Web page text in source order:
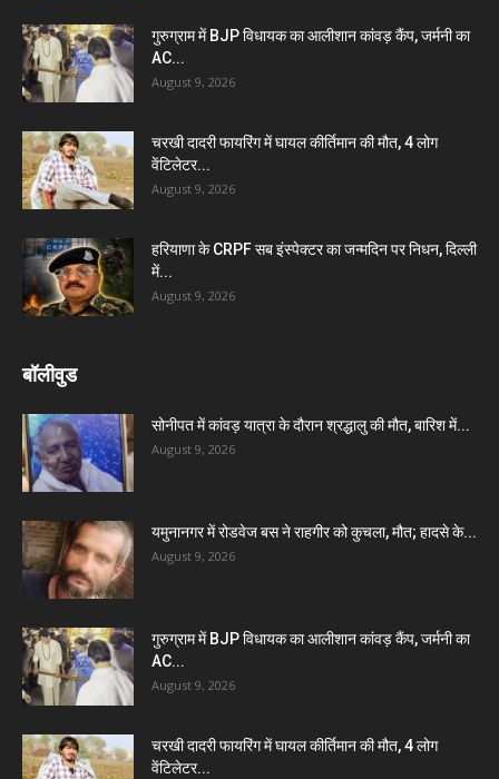
गुरुग्राम में BJP विधायक का आलीशान कांवड़ कैंप, जर्मनी का
AC...
August 9, 2026
चरखी दादरी फायरिंग में घायल कीर्तिमान की मौत, 4 लोग
वेंटिलेटर...
August 9, 2026
हरियाणा के CRPF सब इंस्पेक्टर का जन्मदिन पर निधन, दिल्ली
में...
August 9, 2026
बॉलीवुड
सोनीपत में कांवड़ यात्रा के दौरान श्रद्धालु की मौत, बारिश में...
August 9, 2026
यमुनानगर में रोडवेज बस ने राहगीर को कुचला, मौत; हादसे के...
August 9, 2026
गुरुग्राम में BJP विधायक का आलीशान कांवड़ कैंप, जर्मनी का
AC...
August 9, 2026
चरखी दादरी फायरिंग में घायल कीर्तिमान की मौत, 4 लोग
वेंटिलेटर...